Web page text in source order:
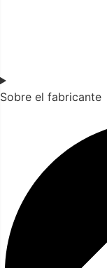
Sobre el fabricante